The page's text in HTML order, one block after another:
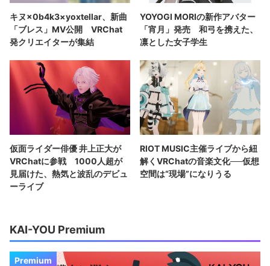
キヌ×0b4k3×yoxtellar、新曲
「ブレス」MV公開 VRChat
発クリエイターが集結
YOYOGI MORIの新作アバター
「宵月」発売 和弓を携えた、
凛とした女子学生
仮面ライダー俳優 井上正大が
VRChatに参戦 1000人超が
見届けた、熱気と波乱のデビュ
ーライブ
RIOT MUSIC主催ライブから紐
解くVRChatの音楽文化──仮想
空間は“現場”になりうる
KAI-YOU Premium
Premium